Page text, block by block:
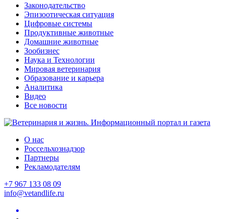
Законодательство
Эпизоотическая ситуация
Цифровые системы
Продуктивные животные
Домашние животные
Зообизнес
Наука и Технологии
Мировая ветеринария
Образование и карьера
Аналитика
Видео
Все новости
О нас
Россельхознадзор
Партнеры
Рекламодателям
+7 967 133 08 09
info@vetandlife.ru